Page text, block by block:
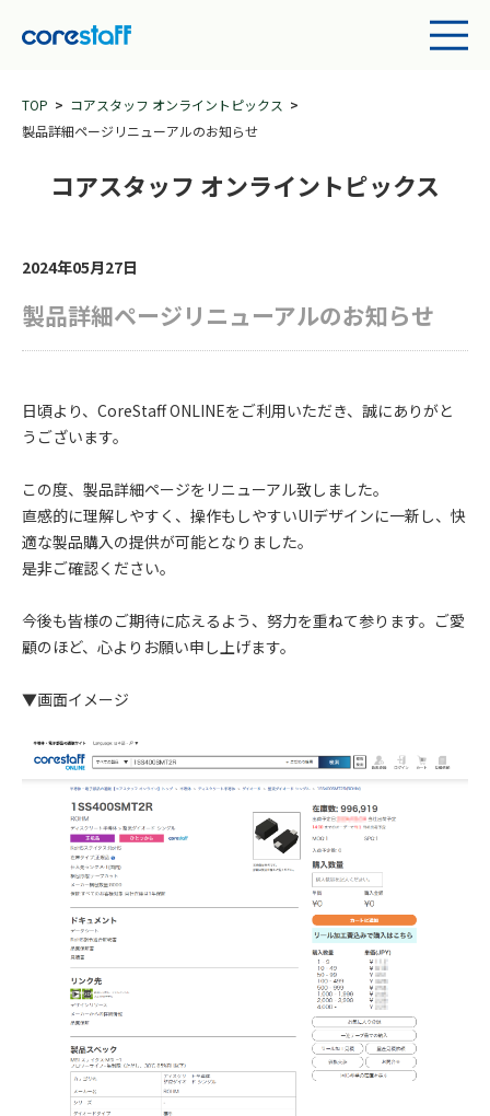
TOP
コアスタッフ オンライントピックス
製品詳細ページリニューアルのお知らせ
コアスタッフ オンライントピックス
2024年05月27日
製品詳細ページリニューアルのお知らせ
日頃より、CoreStaff ONLINEをご利用いただき、誠にありがと
うございます。
この度、製品詳細ページをリニューアル致しました。
直感的に理解しやすく、操作もしやすいUIデザインに一新し、快
適な製品購入の提供が可能となりました。
是非ご確認ください。
今後も皆様のご期待に応えるよう、努力を重ねて参ります。ご愛
顧のほど、心よりお願い申し上げます。
▼画面イメージ